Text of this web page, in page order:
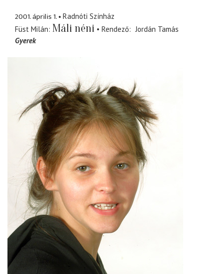
2001. április 1.
Radnóti Színház
Füst Milán Máli néni Rendező
Jordán Tamás
Gyerek